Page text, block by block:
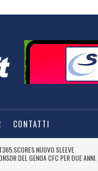
CONTATTI
NUOVO SLEEVE
DEL GENOA CFC PER DUE ANNI.